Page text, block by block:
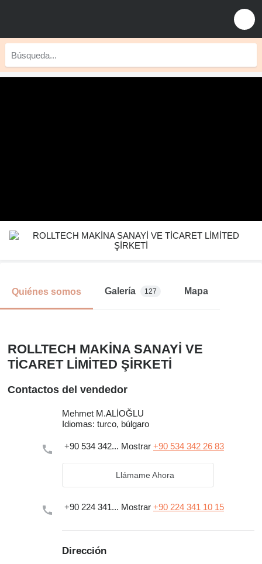
Quiénes somos Galería 127 Mapa
ROLLTECH MAKİNA SANAYİ VE
TİCARET LİMİTED ŞİRKETİ
Contactos del vendedor
Mehmet M.ALİOĞLU
Idiomas: turco, búlgaro
+90 534 342... Mostrar +90 534 342 26 83
Llámame Ahora
+90 224 341... Mostrar +90 224 341 10 15
Dirección